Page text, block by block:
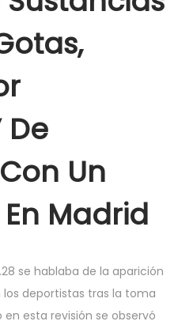
De
Un
Madrid
se hablaba de la aparición
deportistas tras la toma
en esta revisión se observó